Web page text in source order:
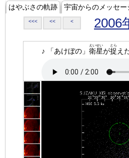
はやぶさの軌跡 宇宙からのメッセー
<<< << < 2006
♪ 「あけぼの」 衛星
えいせい
が捉
とら
え